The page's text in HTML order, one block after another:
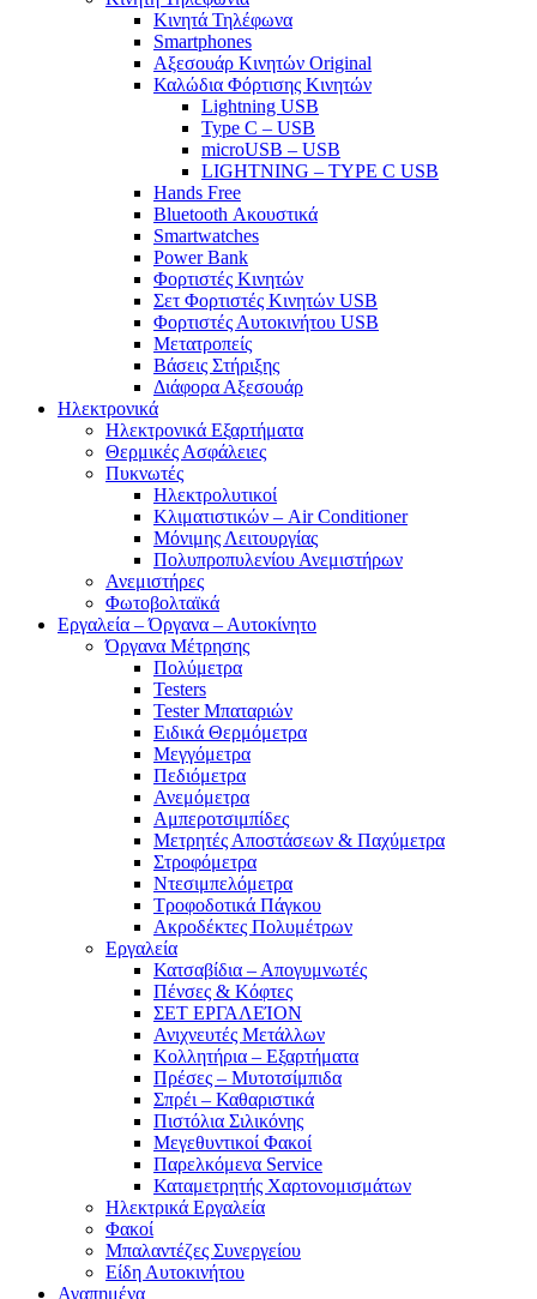
Κινητά Τηλέφωνα
Smartphones
Αξεσουάρ Κινητών Original
Καλώδια Φόρτισης Κινητών
Lightning USB
Type C – USB
microUSB – USB
LIGHTNING – TYPE C USB
Hands Free
Bluetooth Ακουστικά
Smartwatches
Power Bank
Φορτιστές Κινητών
Σετ Φορτιστές Κινητών USB
Φορτιστές Αυτοκινήτου USB
Μετατροπείς
Βάσεις Στήριξης
Διάφορα Αξεσουάρ
Ηλεκτρονικά
Ηλεκτρονικά Εξαρτήματα
Θερμικές Ασφάλειες
Πυκνωτές
Ηλεκτρολυτικοί
Κλιματιστικών – Air Conditioner
Μόνιμης Λειτουργίας
Πολυπροπυλενίου Ανεμιστήρων
Ανεμιστήρες
Φωτοβολταϊκά
Εργαλεία – Όργανα – Αυτοκίνητο
Όργανα Μέτρησης
Πολύμετρα
Testers
Tester Μπαταριών
Ειδικά Θερμόμετρα
Μεγγόμετρα
Πεδιόμετρα
Ανεμόμετρα
Αμπεροτσιμπίδες
Μετρητές Αποστάσεων & Παχύμετρα
Στροφόμετρα
Ντεσιμπελόμετρα
Τροφοδοτικά Πάγκου
Ακροδέκτες Πολυμέτρων
Εργαλεία
Κατσαβίδια – Απογυμνωτές
Πένσες & Κόφτες
ΣΕΤ ΕΡΓΑΛΕΊΟΝ
Ανιχνευτές Μετάλλων
Κολλητήρια – Εξαρτήματα
Πρέσες – Μυτοτσίμπιδα
Σπρέι – Καθαριστικά
Πιστόλια Σιλικόνης
Μεγεθυντικοί Φακοί
Παρελκόμενα Service
Καταμετρητής Χαρτονομισμάτων
Ηλεκτρικά Εργαλεία
Φακοί
Μπαλαντέζες Συνεργείου
Είδη Αυτοκινήτου
Αγαπημένα